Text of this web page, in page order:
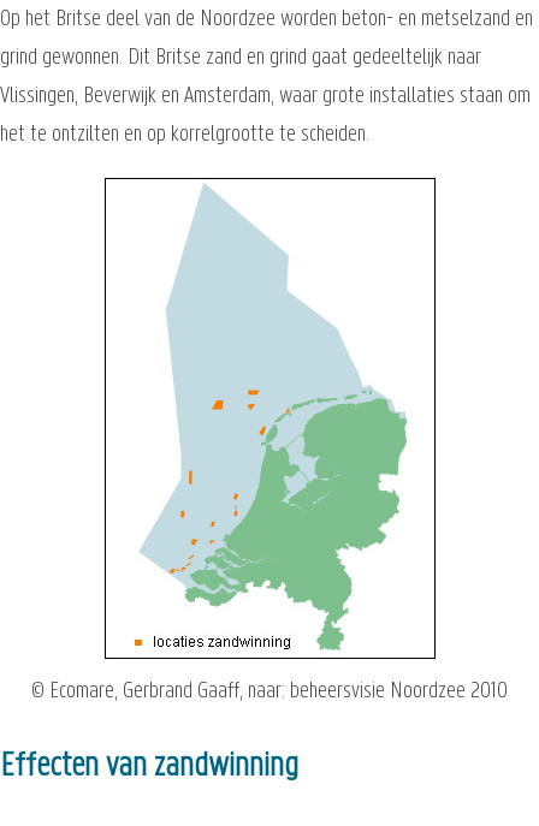
Op het Britse deel van de Noordzee worden beton- en metselzand en
grind gewonnen. Dit Britse zand en grind gaat gedeeltelijk naar
Vlissingen, Beverwijk en Amsterdam, waar grote installaties staan om
het te ontzilten en op korrelgrootte te scheiden.
© Ecomare, Gerbrand Gaaff, naar: beheersvisie Noordzee 2010
Effecten van zandwinning